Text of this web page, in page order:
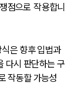
점으로 작용합니
은 향후 입법과
다시 판단하는 구
작동할 가능성